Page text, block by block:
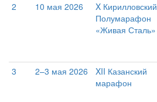
2 10 мая 2026
X Кирилловский
Полумарафон
«Живая Сталь»
3 2–3 мая 2026
XII Казанский
марафон